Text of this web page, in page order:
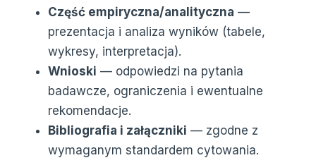
Część empiryczna/analityczna —
prezentacja i analiza wyników (tabele,
wykresy, interpretacja).
Wnioski — odpowiedzi na pytania
badawcze, ograniczenia i ewentualne
rekomendacje.
Bibliografia i załączniki — zgodne z
wymaganym standardem cytowania.